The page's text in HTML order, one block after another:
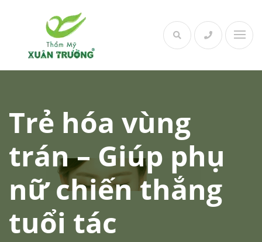
Trẻ hóa vùng
trán – Giúp phụ
nữ chiến thắng
tuổi tác